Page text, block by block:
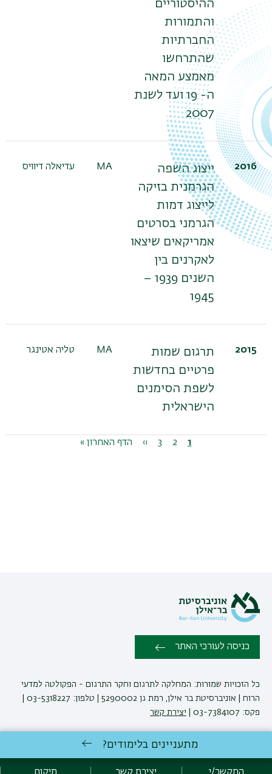
ההיסטוריים
והתמורות
החברתיות
שהתרחשו
מאמצע המאה
ה- 19 ועד לשנת
2007
2016
ייצוג השפה
הגרמנית בזיקה
לייצוג דמות
הגרמני בסרטים
אמריקאים שיצאו
לאקרנים בין
השנים 1939 –
1945
MA עדיאלה דיוויס
2015
תרגום שמות
פרטיים בחדשות
לשפת הסימנים
הישראלית
MA טליה אטינגר
דף
1 דף
2 דף
3
הדף
››
הדף
הדף האחרון »
כניסה לעורכי האתר
כל הזכויות שמורות: המחלקה לתרגום וחקר התרגום - הפקולטה למדעי
פקס: 03-7384107 |
יצירת קשר
באוניברסיטת בר-אילן
מתעניינים בלימודים?